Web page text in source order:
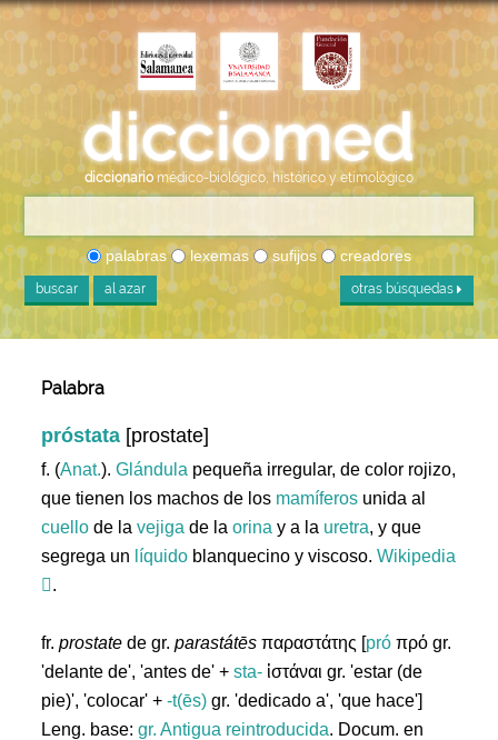
diccionario médico-biológico, histórico y etimológico
palabras lexemas sufijos creadores
buscar al azar otras búsquedas
Palabra
próstata [prostate]
f. (Anat.).Glándula pequeña irregular, de color rojizo,
que tienen los machos de los mamíferos unida al
cuello de lavejiga de laorina y a la uretra, y que
segrega un líquido blanquecino y viscoso.Wikipedia
.
fr.prostate de gr. parastátēs παραστάτης [pró πρό gr.
'delante de', 'antes de' +sta- ἱστάναι gr. 'estar (de
pie)', 'colocar' +-t(ēs) gr. 'dedicado a', 'que hace']
Leng. base:gr. Antigua reintroducida. Docum. en